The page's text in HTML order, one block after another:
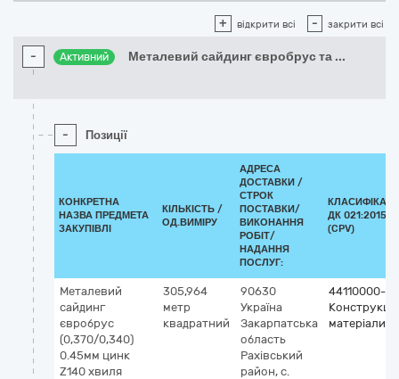
+ відкрити всі - закрити всі
- Активний Металевий сайдинг євробрус та ...
- Позиції
КОНКРЕТНА
НАЗВА ПРЕДМЕТА
ЗАКУПІВЛІ
КІЛЬКІСТЬ /
ОД.ВИМІРУ
АДРЕСА
ДОСТАВКИ /
СТРОК
ПОСТАВКИ/
ВИКОНАННЯ
РОБІТ/
НАДАННЯ
ПОСЛУГ:
ДК 021:2015
(CPV)
Металевий
сайдинг
євробрус
(0,370/0,340)
0.45мм цинк
Z140 хвиля
305,964
метр
квадратний
90630
Україна
Закарпатська
область
Рахівський
район, с.
44110000-4
матеріали